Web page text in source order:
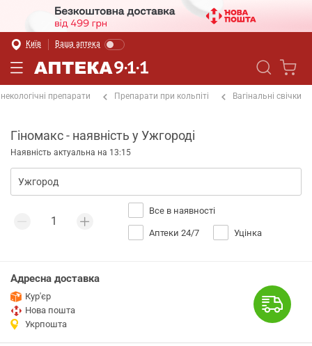
Київ Ваша аптека
препарати Препарати при кольпіті Вагінальні свічки
Гіномакс - наявність у Ужгороді
Наявність актуальна на 13:15
Все в наявності
Аптеки 24/7 Уцінка
Адресна доставка
Кур'єр
Нова пошта
Укрпошта